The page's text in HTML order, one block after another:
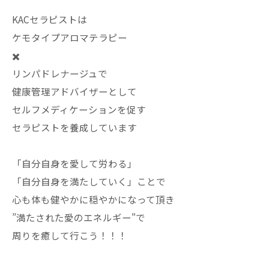
KACセラピストは
ケモタイプアロマテラピー
✖️
リンパドレナージュで
健康管理アドバイザーとして
セルフメディケーションを促す
セラピストを養成しています
「自分自身を愛して労わる」
「自分自身を満たしていく」ことで
心も体も健やかに穏やかになって頂き
”満たされた愛のエネルギー"で
周りを癒して行こう！！！